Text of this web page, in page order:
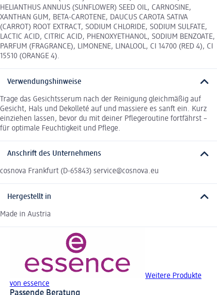
HELIANTHUS ANNUUS (SUNFLOWER) SEED OIL, CARNOSINE,
XANTHAN GUM, BETA-CAROTENE, DAUCUS CAROTA SATIVA
(CARROT) ROOT EXTRACT, SODIUM CHLORIDE, SODIUM SULFATE,
LACTIC ACID, CITRIC ACID, PHENOXYETHANOL, SODIUM BENZOATE,
PARFUM (FRAGRANCE), LIMONENE, LINALOOL, CI 14700 (RED 4), CI
15510 (ORANGE 4).
Verwendungshinweise
Trage das Gesichtsserum nach der Reinigung gleichmäßig auf
Gesicht, Hals und Dekolleté auf und massiere es sanft ein. Kurz
einziehen lassen, bevor du mit deiner Pflegeroutine fortfährst –
für optimale Feuchtigkeit und Pflege.
Anschrift des Unternehmens
cosnova Frankfurt (D-65843) service@cosnova.eu
Hergestellt in
Made in Austria
Weitere Produkte
von essence
Passende Beratung